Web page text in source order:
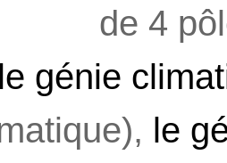
de 4
le génie
le